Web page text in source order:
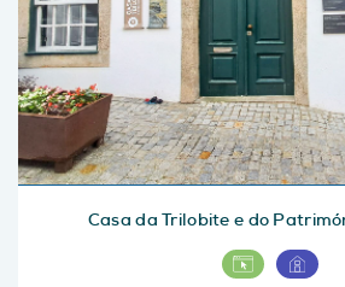
Casa da Trilobite e do